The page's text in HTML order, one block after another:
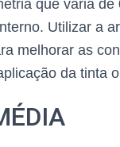
que varia
Utilizar a
melhorar as
da tinta